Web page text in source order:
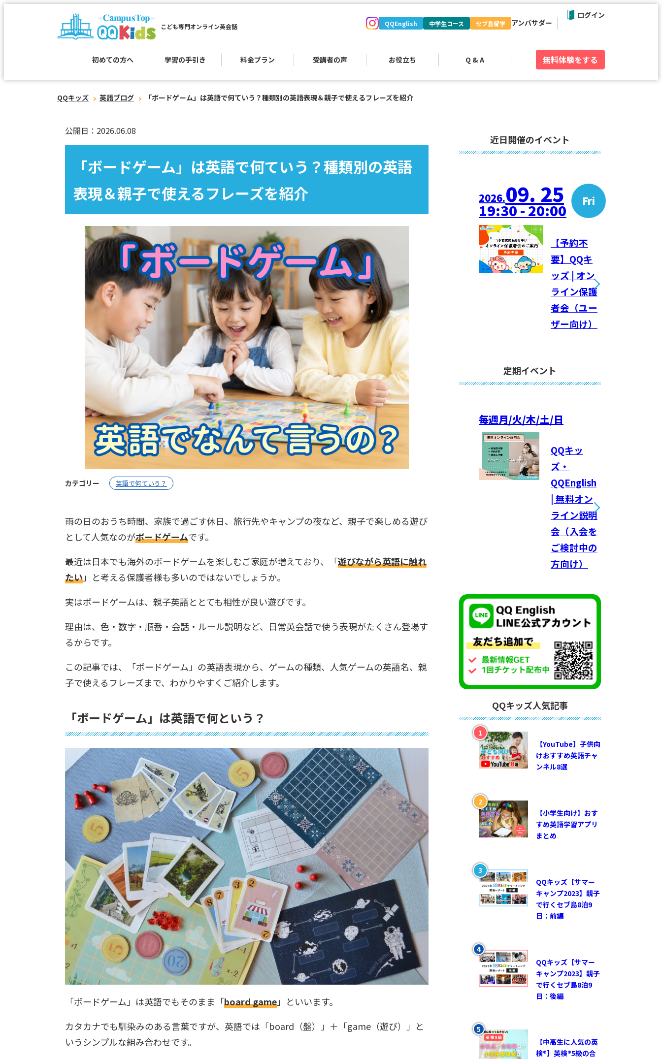
こども専門オンライン英会話
初めての方へ 学習の手引き 料金プラン 受講者の声 お役立ち Q & A
QQEnglish 中学生コース セブ島留学 アンバサダー
無料体験をする
ログイン
QQキッズ 英語ブログ 「ボードゲーム」は英語で何ていう？種類別の英語表現＆親子で使えるフレーズを紹介
公開日：2026.06.08
「ボードゲーム」は英語で何ていう？種類別の英語
表現＆親子で使えるフレーズを紹介
カテゴリー 英語で何ていう？
雨の日のおうち時間、家族で過ごす休日、旅行先やキャンプの夜など、親子で楽しめる遊び
として人気なのがボードゲームです。
最近は日本でも海外のボードゲームを楽しむご家庭が増えており、「遊びながら英語に触れ
たい」と考える保護者様も多いのではないでしょうか。
実はボードゲームは、親子英語ととても相性が良い遊びです。
理由は、色・数字・順番・会話・ルール説明など、日常英会話で使う表現がたくさん登場す
るからです。
この記事では、「ボードゲーム」の英語表現から、ゲームの種類、人気ゲームの英語名、親
子で使えるフレーズまで、わかりやすくご紹介します。
「ボードゲーム」は英語で何という？
「ボードゲーム」は英語でもそのまま「board game」といいます。
カタカナでも馴染みのある言葉ですが、英語では「board（盤）」＋「game（遊び）」と
いうシンプルな組み合わせです。
近日開催のイベント
2026.09. 25 Fri
19:30 - 20:00
【予約不
要】QQキ
ッズ | オン
ライン保護
者会（ユー
ザー向け）
定期イベント
毎週月/火/木/土/日
QQキッ
ズ・
QQEnglish
| 無料オン
ライン説明
会（入会を
ご検討中の
方向け）
QQキッズ人気記事
【YouTube】子供向
けおすすめ英語チャ
ンネル8選
【小学生向け】おす
すめ英語学習アプリ
まとめ
QQキッズ【サマー
キャンプ2023】親子
で行くセブ島8泊9
日：前編
QQキッズ【サマー
キャンプ2023】親子
で行くセブ島8泊9
日：後編
【中高生に人気の英
検®︎】英検®︎5級の合